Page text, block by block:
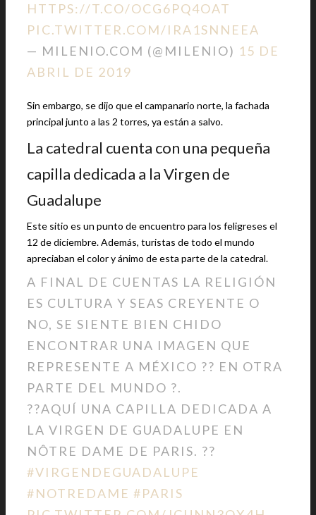
HTTPS://T.CO/OCG6PQ4OAT
PIC.TWITTER.COM/IRA1SNNEEA
— MILENIO.COM (@MILENIO) 15 DE
ABRIL DE 2019
Sin embargo, se dijo que el campanario norte, la fachada
principal junto a las 2 torres, ya están a salvo.
La catedral cuenta con una pequeña
capilla dedicada a la Virgen de
Guadalupe
Este sitio es un punto de encuentro para los feligreses el
12 de diciembre. Además, turistas de todo el mundo
apreciaban el color y ánimo de esta parte de la catedral.
A FINAL DE CUENTAS LA RELIGIÓN
ES CULTURA Y SEAS CREYENTE O
NO, SE SIENTE BIEN CHIDO
ENCONTRAR UNA IMAGEN QUE
REPRESENTE A MÉXICO ?? EN OTRA
PARTE DEL MUNDO ?.
??AQUÍ UNA CAPILLA DEDICADA A
LA VIRGEN DE GUADALUPE EN
NÔTRE DAME DE PARIS. ??
#VIRGENDEGUADALUPE
#NOTREDAME #PARIS